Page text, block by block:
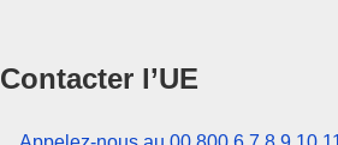
Contacter l’UE